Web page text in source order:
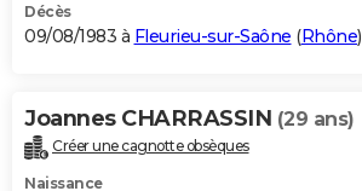
Décès
09/08/1983 à Fleurieu-sur-Saône (Rhône)
Joannes CHARRASSIN (29 ans)
Créer une cagnotte obsèques
Naissance